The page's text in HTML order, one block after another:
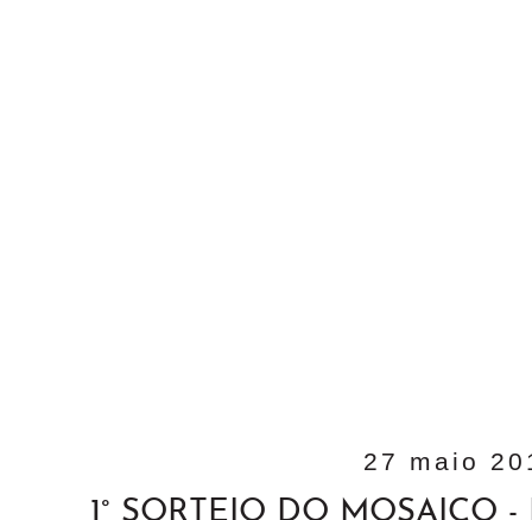
27 maio
1° SORTEIO DO MOSAICO